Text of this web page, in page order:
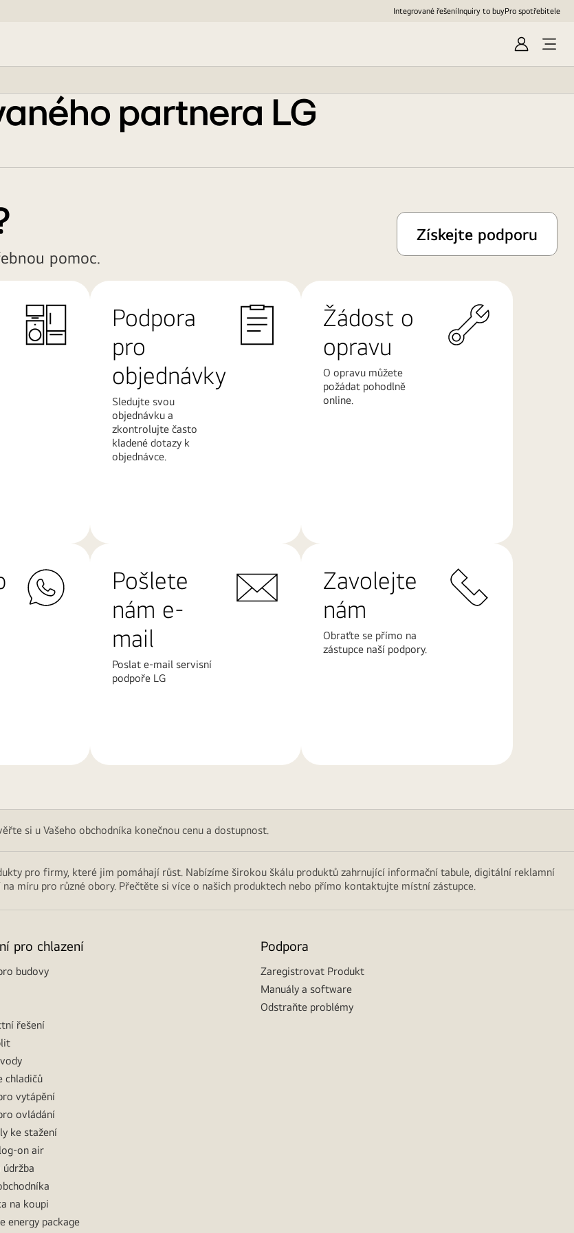
Integrované řešeníInquiry to buyPro spotřebitele
Přihlásit
se
partnera LG
pomoc.
Získejte podporu
Podpora
pro
objednávky
Sledujte svou
objednávku a
zkontrolujte často
kladené dotazy k
objednávce.
Žádost o
opravu
O opravu můžete
požádat pohodlně
online.
Pošlete
nám e-
mail
Poslat e-mail servisní
podpoře LG
Zavolejte
nám
Obraťte se přímo na
zástupce naší podpory.
si u Vašeho obchodníka konečnou cenu a dostupnost.
pro firmy, které jim pomáhají růst. Nabízíme širokou škálu produktů zahrnující informační tabule, digitální reklamní
míru pro různé obory. Přečtěte si více o našich produktech nebo přímo kontaktujte místní zástupce.
pro chlazení
budovy
řešení
chladičů
vytápění
ovládání
ke stažení
on air
údržba
na koupi
energy package
Podpora
Zaregistrovat Produkt
Manuály a software
Odstraňte problémy